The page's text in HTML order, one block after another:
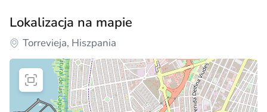
Lokalizacja na mapie
Torrevieja, Hiszpania